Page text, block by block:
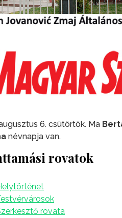
6. csütörtök. Ma
névnapja van.
rovatok
rovata